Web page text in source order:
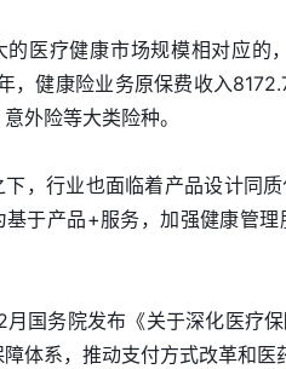
的医疗健康市场规模相对应的
，健康险业务原保费收入
外险等大类险种。
下，行业也面临着产品设计同
基于产品+服务，加强健康管
国务院发布《关于深化医疗
体系，推动支付方式改革和医